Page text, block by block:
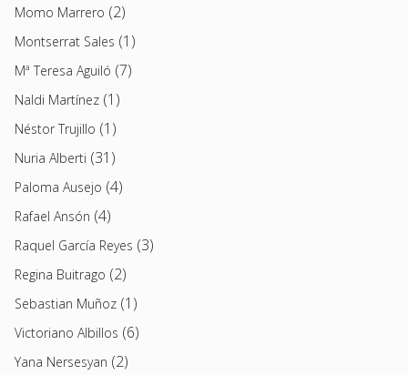
Momo Marrero (2)
Montserrat Sales (1)
Mª Teresa Aguiló (7)
Naldi Martínez (1)
Néstor Trujillo (1)
Nuria Alberti (31)
Paloma Ausejo (4)
Rafael Ansón (4)
Raquel García Reyes (3)
Regina Buitrago (2)
Sebastian Muñoz (1)
Victoriano Albillos (6)
Yana Nersesyan (2)